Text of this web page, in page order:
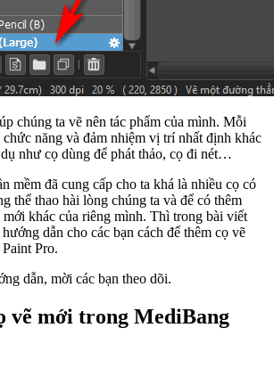
chúng ta vẽ nên tác phẩm của mình. Mỗi
năng và đảm nhiệm vị trí nhất định khác
như cọ dùng để phát thảo, cọ đi nét…
mềm đã cung cấp cho ta khá là nhiều cọ có
thể thao hài lòng chúng ta và để có thêm
khác của riêng mình. Thì trong bài viết
dẫn cho các bạn cách để thêm cọ vẽ
Pro.
dẫn, mời các bạn theo dõi.
vẽ mới trong MediBang